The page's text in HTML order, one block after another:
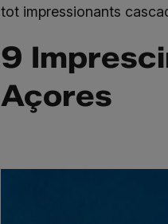
tot impressionants
9
Açores